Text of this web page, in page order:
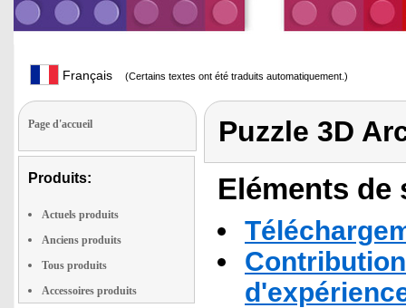
Français (Certains textes ont été traduits automatiquement.)
Page d'accueil
Produits:
Actuels produits
Anciens produits
Tous produits
Accessoires produits
Puzzle 3D
Eléments